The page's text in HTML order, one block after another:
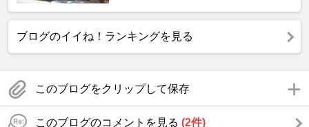
ブログのイイね！ランキングを見る
このブログをクリップして保存
このブログのコメントを見る (2件)